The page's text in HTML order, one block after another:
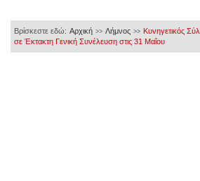
Βρίσκεστε εδώ: Αρχική >> Λήμνος >> Κυνηγετικός
σε Έκτακτη Γενική Συνέλευση στις 31 Μαΐου